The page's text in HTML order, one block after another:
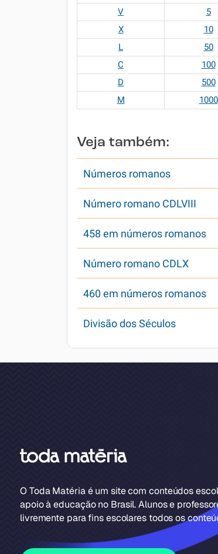
V
5
X
10
L
50
C
100
D
500
M
1000
Veja também:
Números romanos
Número romano CDLVIII
458 em números romanos
Número romano CDLX
460 em números romanos
Divisão dos Séculos
O Toda Matéria é um site com conteúdos
apoio à educação no Brasil. Alunos e
livremente para fins escolares todos os